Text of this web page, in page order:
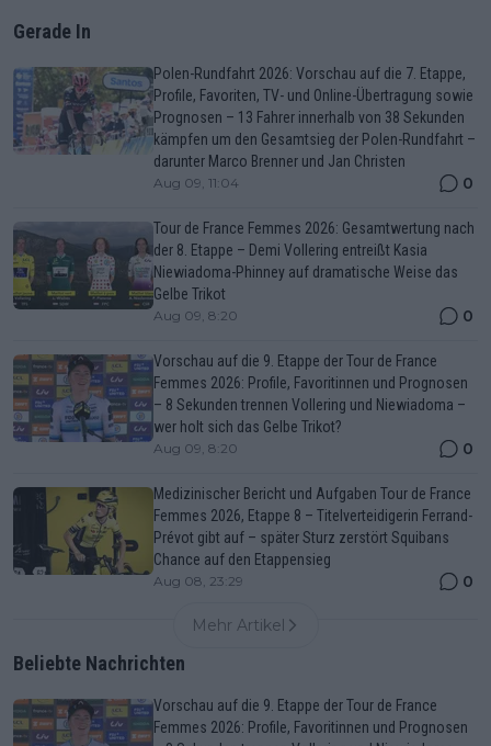
Gerade In
Polen-Rundfahrt 2026: Vorschau auf die 7. Etappe,
Profile, Favoriten, TV- und Online-Übertragung sowie
Prognosen – 13 Fahrer innerhalb von 38 Sekunden
kämpfen um den Gesamtsieg der Polen-Rundfahrt –
darunter Marco Brenner und Jan Christen
Aug 09, 11:04 0
Tour de France Femmes 2026: Gesamtwertung nach
der 8. Etappe – Demi Vollering entreißt Kasia
Niewiadoma-Phinney auf dramatische Weise das
Gelbe Trikot
Aug 09, 8:20 0
Vorschau auf die 9. Etappe der Tour de France
Femmes 2026: Profile, Favoritinnen und Prognosen
– 8 Sekunden trennen Vollering und Niewiadoma –
wer holt sich das Gelbe Trikot?
Aug 09, 8:20 0
Medizinischer Bericht und Aufgaben Tour de France
Femmes 2026, Etappe 8 – Titelverteidigerin Ferrand-
Prévot gibt auf – später Sturz zerstört Squibans
Chance auf den Etappensieg
Aug 08, 23:29 0
Mehr Artikel
Beliebte Nachrichten
Vorschau auf die 9. Etappe der Tour de France
Femmes 2026: Profile, Favoritinnen und Prognosen